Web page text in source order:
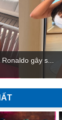
gây s...